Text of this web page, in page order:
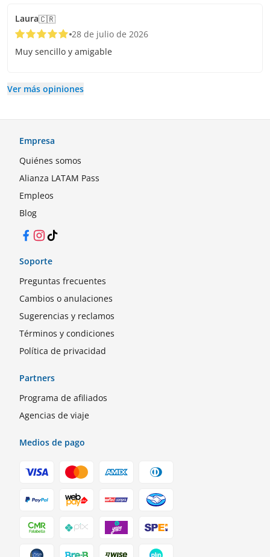
Laura🇨🇷
28 de julio de 2026
Muy sencillo y amigable
Ver más opiniones
Empresa
Quiénes somos
Alianza LATAM Pass
Empleos
Blog
Facebook
Instagram
TikTok
Soporte
Preguntas frecuentes
Cambios o anulaciones
Sugerencias y reclamos
Términos y condiciones
Política de privacidad
Partners
Programa de afiliados
Agencias de viaje
Medios de pago